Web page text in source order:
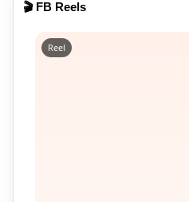
🎬 FB Reels
Reel